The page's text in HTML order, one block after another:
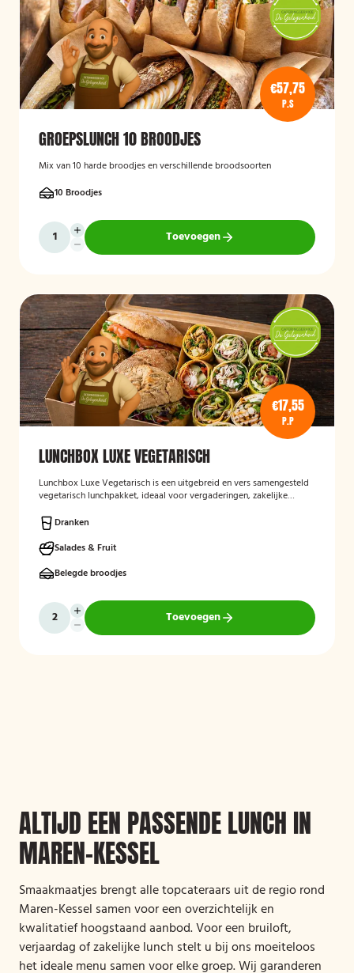
€57,75
P.S
GROEPSLUNCH 10 BROODJES
Mix van 10 harde broodjes en verschillende broodsoorten
10 Broodjes
Toevoegen
€17,55
P.P
LUNCHBOX LUXE VEGETARISCH
Lunchbox Luxe Vegetarisch is een uitgebreid en vers samengesteld
vegetarisch lunchpakket, ideaal voor vergaderingen, zakelijke
selectie van luxe broodjes, wraps en andere vegetarische
lekkernijen, zorgvuldig bereid met verse ingrediënten en
aantrekkelijk gepresenteerd. Ook kan rekening worden gehouden
met specifieke dieetwensen en allergieën.
Dranken
Salades & Fruit
Belegde broodjes
Toevoegen
ALTIJD EEN PASSENDE LUNCH IN
MAREN-KESSEL
Smaakmaatjes brengt alle topcateraars uit de regio rond
Maren-Kessel samen voor een overzichtelijk en
kwalitatief hoogstaand aanbod. Voor een bruiloft,
verjaardag of zakelijke lunch stelt u bij ons moeiteloos
het ideale menu samen voor elke groep. Wij garanderen